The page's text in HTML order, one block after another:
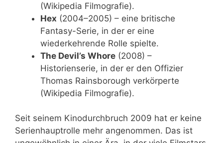
(Wikipedia Filmografie).
Hex (2004–2005) – eine britische
Fantasy-Serie, in der er eine
wiederkehrende Rolle spielte.
The Devil’s Whore (2008) –
Historienserie, in der er den Offizier
Thomas Rainsborough verkörperte
(Wikipedia Filmografie).
Seit seinem Kinodurchbruch 2009 hat er keine
Serienhauptrolle mehr angenommen. Das ist